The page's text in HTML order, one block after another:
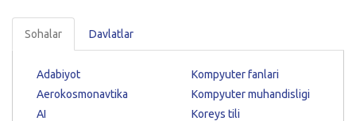
Sohalar Davlatlar
Adabiyot
Aerokosmonavtika
AI
Kompyuter fanlari
Kompyuter muhandisligi
Koreys tili